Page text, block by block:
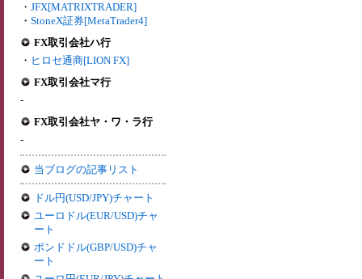
・ JFX[MATRIXTRADER]
・ StoneX証券[MetaTrader4]
FX取引会社ハ行
・ ヒロセ通商[LION FX]
FX取引会社マ行
-
FX取引会社ヤ・ワ・ラ行
-
当ブログの記事リスト
ドル円(USD/JPY)チャート
ユーロドル(EUR/USD)チャ
ート
ポンドドル(GBP/USD)チャ
ート